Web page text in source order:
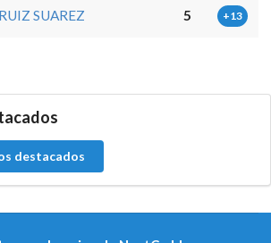
SUAREZ 5 +13
destacados